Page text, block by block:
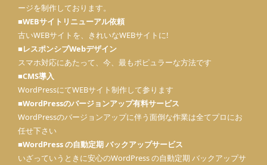
ージを制作しております。
■WEBサイトリニューアル依頼
古いWEBサイトを、きれいなWEBサイトに!
■レスポンシブWebデザイン
スマホ対応にあたって、今、最もポピュラーな方法です
■CMS導入
WordPressにてWEBサイト制作して参ります
■WordPressのバージョンアップ有料サービス
WordPressのバージョンアップに伴う面倒な作業は全てプロにお
任せ下さい
■WordPress の自動定期 バックアップサービス
いざっていうときに安心のWordPress の自動定期 バックアップサ